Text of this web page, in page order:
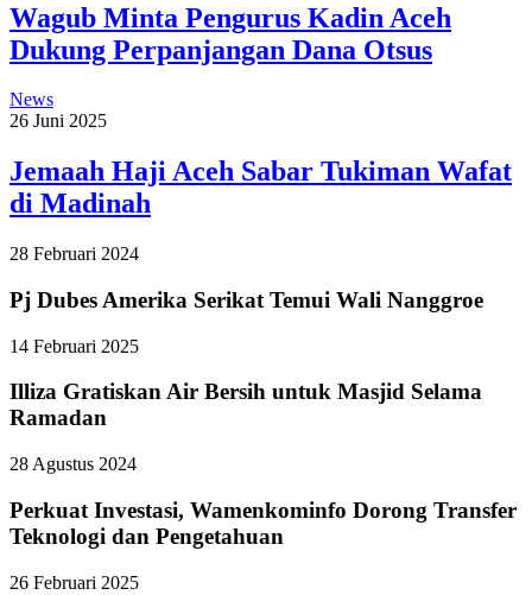
Wagub Minta Pengurus Kadin Aceh
Dukung Perpanjangan Dana Otsus
News
26 Juni 2025
Jemaah Haji Aceh Sabar Tukiman Wafat
di Madinah
28 Februari 2024
Pj Dubes Amerika Serikat Temui Wali Nanggroe
14 Februari 2025
Illiza Gratiskan Air Bersih untuk Masjid Selama
Ramadan
28 Agustus 2024
Perkuat Investasi, Wamenkominfo Dorong Transfer
Teknologi dan Pengetahuan
26 Februari 2025